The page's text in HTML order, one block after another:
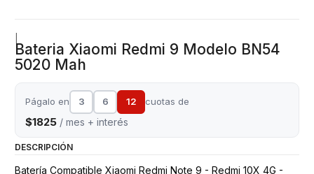
Bateria Xiaomi Redmi 9 Modelo BN54
5020 Mah
Págalo en 3 6 12 cuotas de
$1825 / mes + interés
DESCRIPCIÓN
Batería Compatible Xiaomi Redmi Note 9 - Redmi 10X 4G -